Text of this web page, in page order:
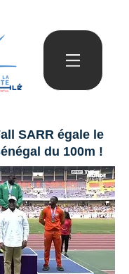
SARR égale le
du 100m !